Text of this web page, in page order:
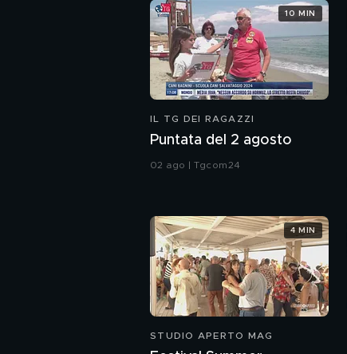
IL TG DEI RAGAZZI
Puntata del 2 agosto
02 ago | Tgcom24
10 MIN
STUDIO APERTO MAG
4 MIN